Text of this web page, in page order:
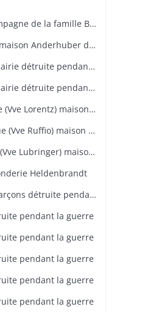
Bergheim : ancienne maison de campagne de la famille Bourste, actuellement hospice municipal
Bitschwiller-les-Thann : Grand'rue, maison Anderhuber détruite pendant la guerre
Bitschwiller-les-Thann : ancienne mairie détruite pendant la guerre
Bitschwiller-les-Thann : ancienne mairie détruite pendant la guerre
Bitschwiller-les-Thann : 10 rue Joffre (Vve Lorentz) maison détruite pendant la guerre
Bitschwiller-les-Thann : 47 Grand'rue (Vve Ruffio) maison détruite pendant la guerre
Bitschwiller-les-Thann : 5 rue Joffre (Vve Lubringer) maison détruite pendant la guerre
Heldenbrandt
Bitschwiller-les-Thann : école des garçons détruite pendant la guerre
pendant la guerre
pendant la guerre
pendant la guerre
pendant la guerre
pendant la guerre